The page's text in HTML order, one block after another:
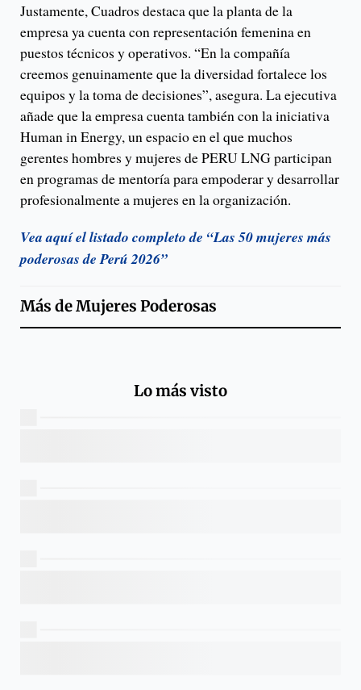
Justamente, Cuadros destaca que la planta de la
empresa ya cuenta con representación femenina en
puestos técnicos y operativos. “En la compañía
creemos genuinamente que la diversidad fortalece los
equipos y la toma de decisiones”, asegura. La ejecutiva
añade que la empresa cuenta también con la iniciativa
Human in Energy, un espacio en el que muchos
gerentes hombres y mujeres de PERU LNG participan
en programas de mentoría para empoderar y desarrollar
profesionalmente a mujeres en la organización.
Vea aquí el listado completo de “Las 50 mujeres más
poderosas de Perú 2026”
Más deMujeres Poderosas
Lo más visto